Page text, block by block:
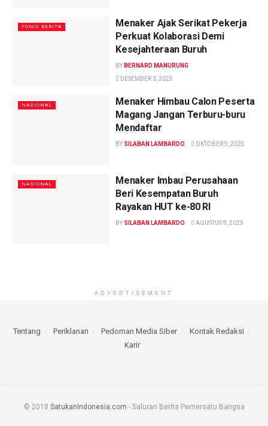
FOKUS BERITA
Menaker Ajak Serikat Pekerja
Perkuat Kolaborasi Demi
Kesejahteraan Buruh
BY BERNARD MANURUNG
DESEMBER 3, 2025
NASIONAL
Menaker Himbau Calon Peserta
Magang Jangan Terburu-buru
Mendaftar
BY SILABAN LAMBARDO OKTOBER 9, 2025
NASIONAL
Menaker Imbau Perusahaan
Beri Kesempatan Buruh
Rayakan HUT ke-80 RI
BY SILABAN LAMBARDO AGUSTUS 9, 2025
ADVERTISEMENT
Tentang Periklanan Pedoman Media Siber
Kontak Redaksi
Karir
© 2018 SatukanIndonesia.com - Saluran Berita Pemersatu Bangsa